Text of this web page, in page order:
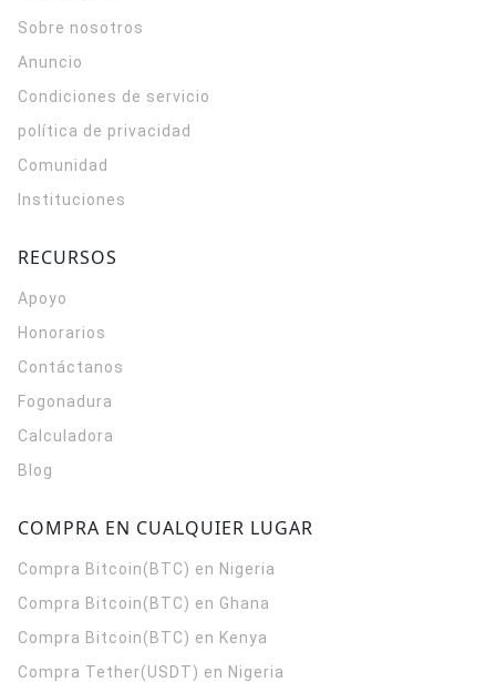
Sobre nosotros
Anuncio
Condiciones de servicio
política de privacidad
Comunidad
Instituciones
RECURSOS
Apoyo
Honorarios
Contáctanos
Fogonadura
Calculadora
Blog
COMPRA EN CUALQUIER LUGAR
Compra Bitcoin(BTC) en Nigeria
Compra Bitcoin(BTC) en Ghana
Compra Bitcoin(BTC) en Kenya
Compra Tether(USDT) en Nigeria